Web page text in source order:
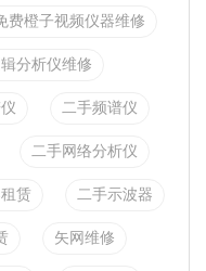
费橙子视频仪器维修
分析仪维修
二手频谱仪
二手网络分析仪
赁 二手示波器
矢网维修